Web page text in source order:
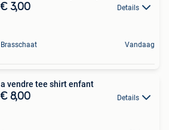
€ 3,00 Details
Brasschaat Vandaag
a vendre tee shirt enfant
€ 8,00 Details